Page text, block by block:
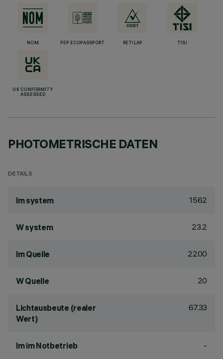
NOM PEP ECOPASSPORT RETILAP TISI
UK CONFORMITY
ASSESSED
PHOTOMETRISCHE DATEN
DETAILS
lm system 1562
W system 23.2
lm Quelle 2200
W Quelle 20
Lichtausbeute (realer
Wert)
67.33
lm im Notbetrieb -